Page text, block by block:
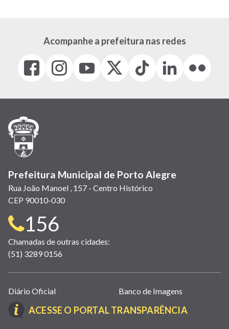
Acompanhe a prefeitura nas redes
Facebook
(link
em
janela)
Instagram
(link
em
(link
em
(Antigo
(link
Tiktok
(link
em
LinkedIn
(link
em
(link
em
Prefeitura Municipal de Porto Alegre
Rua João Manoel , 157 - Centro Histórico
CEP 90010-030
Telefone
para
contato:
156
Chamadas de outras cidades:
(51) 3289 0156
Links
úteis
(abrem
Diário Oficial Banco de Imagens
ACESSE O PORTAL TRANSPARÊNCIA(LINK